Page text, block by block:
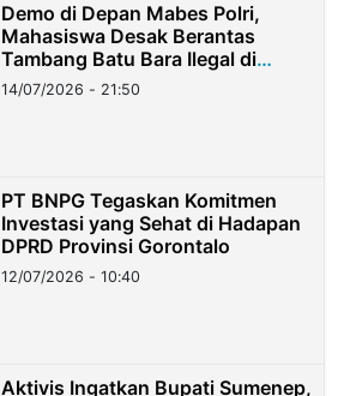
Demo di Depan Mabes Polri,
Mahasiswa Desak Berantas
Tambang Batu Bara Ilegal di
Lampung
14/07/2026 - 21:50
PT BNPG Tegaskan Komitmen
Investasi yang Sehat di Hadapan
DPRD Provinsi Gorontalo
12/07/2026 - 10:40
Aktivis Ingatkan Bupati Sumenep,